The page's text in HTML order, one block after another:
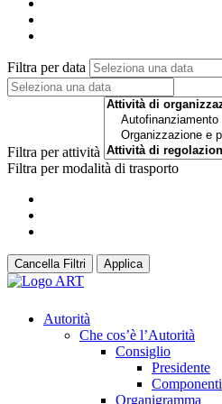
Filtra per data
Filtra per attività
Filtra per modalità di trasporto
Cancella Filtri Applica
Autorità
Che cos’è l’Autorità
Consiglio
Presidente
Componenti
Organigramma